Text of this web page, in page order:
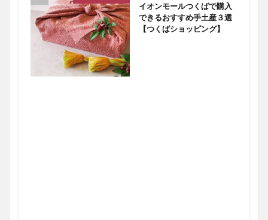
イオンモールつくばで購入
できるおすすめ手土産３選
【つくばショッピング】